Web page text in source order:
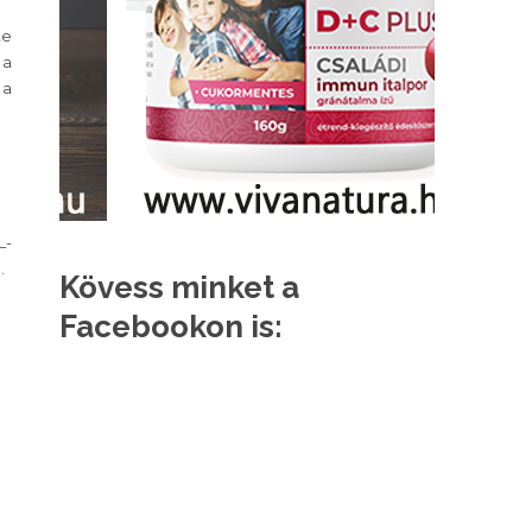
Kövess minket a
Facebookon is: